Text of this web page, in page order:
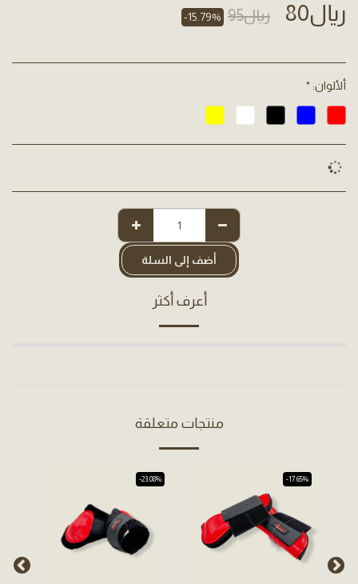
﷼80 ﷼95
-15.79%
ألألوان:*
أضف إلى السلة
أعرف أكثر
منتجات متعلقة
-17.65%
-23.08%